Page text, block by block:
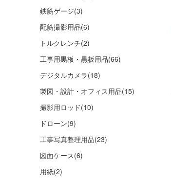
鉄筋ゲージ(3)
配筋撮影用品(6)
トルクレンチ(2)
工事用黒板・黒板用品(66)
デジタルカメラ(18)
製図・設計・オフィス用品(15)
撮影用ロッド(10)
ドローン(9)
工事写真整理用品(23)
図面ケース(6)
用紙(2)